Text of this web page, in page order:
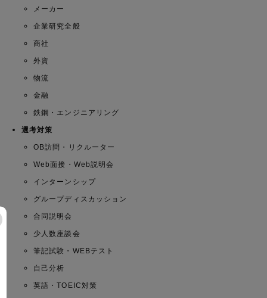
メーカー
企業研究全般
商社
外資
物流
金融
鉄鋼・エンジニアリング
選考対策
OB訪問・リクルーター
Web面接・Web説明会
インターンシップ
グループディスカッション
合同説明会
少人数座談会
筆記試験・WEBテスト
自己分析
英語・TOEIC対策